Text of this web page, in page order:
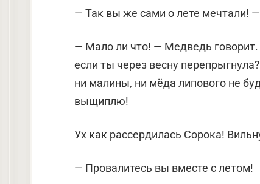
— Так вы же сами о лете мечтали!
— Мало ли что! — Медведь
если ты через весну
ни малины, ни мёда липового не
выщиплю!
Ух как рассердилась Сорока!
— Провалитесь вы вместе с летом!